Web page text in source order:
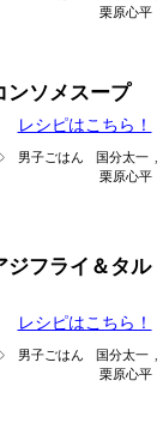
栗原心平
ンソメスープ
レシピはこちら！
男子ごはん 国分太一
栗原心平
ジフライ＆タル
レシピはこちら！
男子ごはん 国分太一
栗原心平